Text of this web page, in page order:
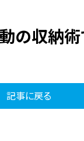
の収納
記事に戻る